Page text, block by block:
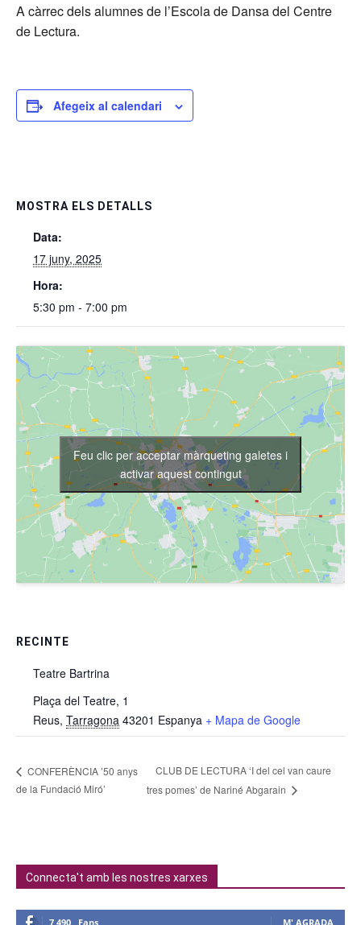
A càrrec dels alumnes de l’Escola de Dansa del Centre
de Lectura.
Afegeix al calendari
MOSTRA ELS DETALLS
Data:
17 juny, 2025
Hora:
5:30 pm - 7:00 pm
RECINTE
Teatre Bartrina
Plaça del Teatre, 1
Reus, Tarragona 43201 Espanya + Mapa de Google
Feu clic per acceptar màrqueting galetes i
activar aquest contingut
CONFERÈNCIA ’50 anys
de la Fundació Miró’
CLUB DE LECTURA ‘I del cel van caure
tres pomes’ de Nariné Abgarain
Connecta't amb les nostres xarxes
7,490 Fans M' AGRADA